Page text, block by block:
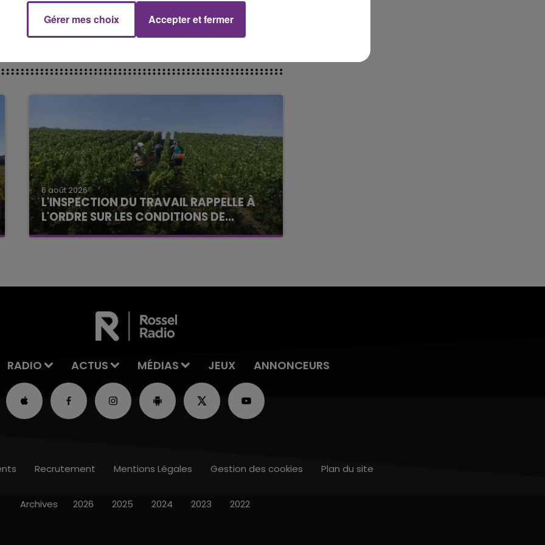
6 août 2026
L'INSPECTION DU TRAVAIL RAPPELLE À
L'ORDRE SUR LES CONDITIONS DE...
Alors que les dates de début des vendange
RADIO ACTUS MÉDIAS JEUX ANNONCEURS
Recrutement Mentions Légales Gestion des cookies Plan du site
Archives 2026 2025 2024 2023 2022
Gérer mes choix Accepter et fermer